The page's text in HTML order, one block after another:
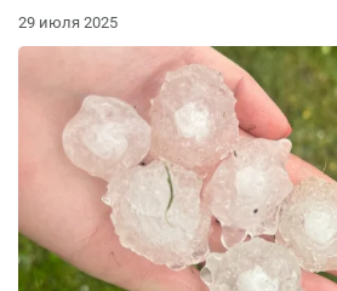
29 июля 2025